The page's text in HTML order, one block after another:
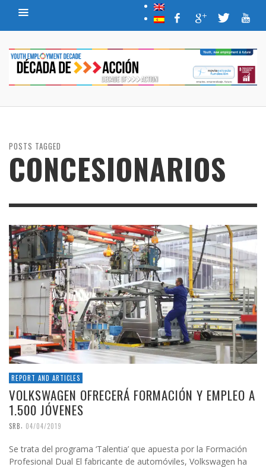
POSTS TAGGED
CONCESIONARIOS
REPORT AND ARTICLES
VOLKSWAGEN OFRECERÁ FORMACIÓN Y EMPLEO A
1.500 JÓVENES
SRB, 04/04/2019
Se trata del programa ‘Talentia’ que apuesta por la Formación
Profesional Dual El fabricante de automóviles, Volkswagen ha